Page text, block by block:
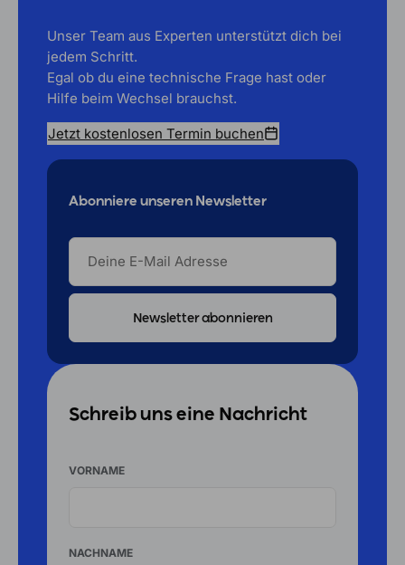
Unser Team aus Experten unterstützt dich bei
jedem Schritt.
Egal ob du eine technische Frage hast oder
Hilfe beim Wechsel brauchst.
Jetzt kostenlosen Termin buchen
Abonniere unseren Newsletter
DEINE
MAIL
ADRESSE
Schreib uns eine Nachricht
VORNAME
NACHNAME